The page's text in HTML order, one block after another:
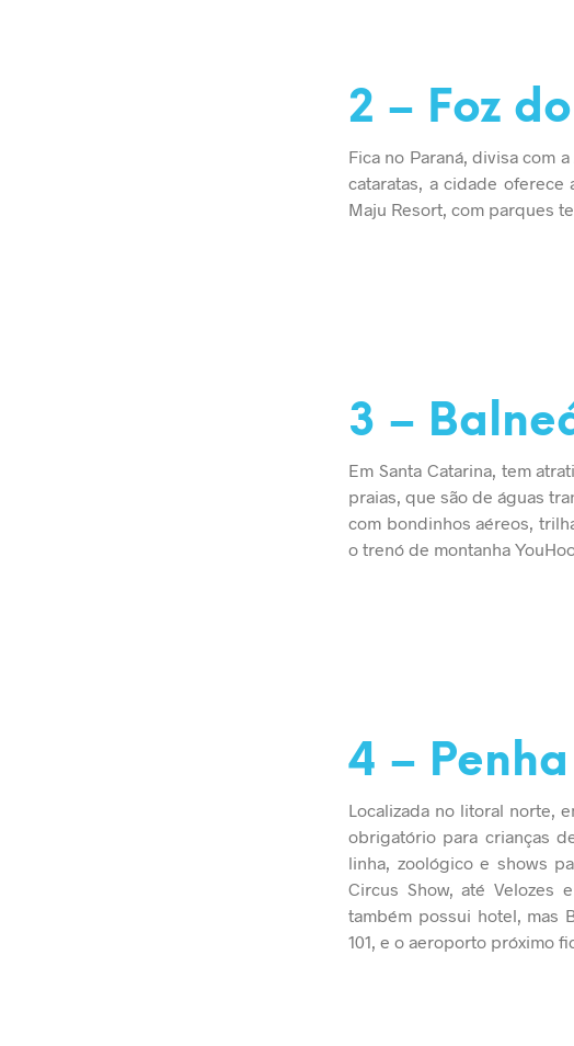
2 – Foz
Fica no Paraná, divisa com
cataratas, a cidade oferece
Maju Resort, com parques
3 –
Em Santa Catarina, tem
praias, que são de águas
com bondinhos aéreos,
o trenó de montanha
4 – Penha
Localizada no litoral norte,
obrigatório para crianças
linha, zoológico e shows
Circus Show, até Velozes
também possui hotel, mas
101, e o aeroporto próximo